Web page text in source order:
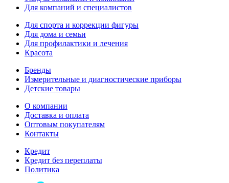
Для компаний и специалистов
Для спорта и коррекции фигуры
Для дома и семьи
Для профилактики и лечения
Красота
Бренды
Измерительные и диагностические приборы
Детские товары
О компании
Доставка и оплата
Оптовым покупателям
Контакты
Кредит
Кредит без переплаты
Политика